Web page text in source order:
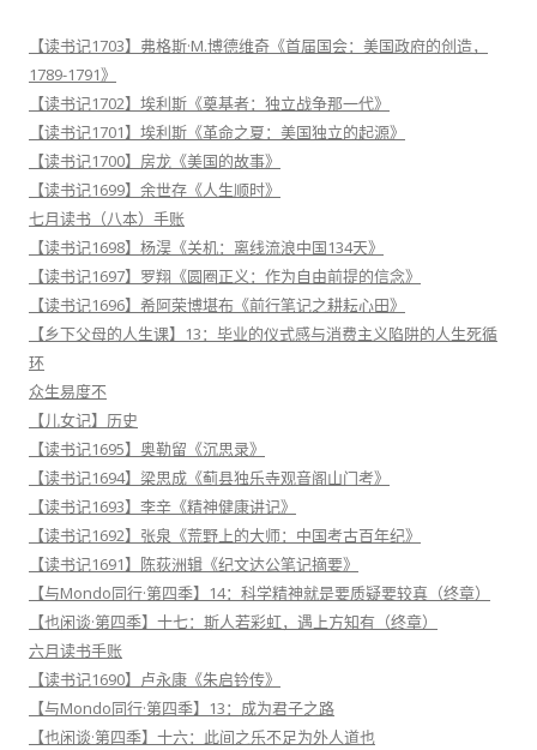
【读书记1703】弗格斯·M.博德维奇《首届国会：美国政府的创造，
1789-1791》
【读书记1702】埃利斯《奠基者：独立战争那一代》
【读书记1701】埃利斯《革命之夏：美国独立的起源》
【读书记1700】房龙《美国的故事》
【读书记1699】余世存《人生顺时》
七月读书（八本）手账
【读书记1698】杨淏《关机：离线流浪中国134天》
【读书记1697】罗翔《圆圈正义：作为自由前提的信念》
【读书记1696】希阿荣博堪布《前行笔记之耕耘心田》
【乡下父母的人生课】13：毕业的仪式感与消费主义陷阱的人生死循
环
众生易度不
【儿女记】历史
【读书记1695】奥勒留《沉思录》
【读书记1694】梁思成《蓟县独乐寺观音阁山门考》
【读书记1693】李辛《精神健康讲记》
【读书记1692】张泉《荒野上的大师：中国考古百年纪》
【读书记1691】陈荻洲辑《纪文达公笔记摘要》
【与Mondo同行·第四季】14：科学精神就是要质疑要较真（终章）
【也闲谈·第四季】十七：斯人若彩虹，遇上方知有（终章）
六月读书手账
【读书记1690】卢永康《朱启钤传》
【与Mondo同行·第四季】13：成为君子之路
【也闲谈·第四季】十六：此间之乐不足为外人道也